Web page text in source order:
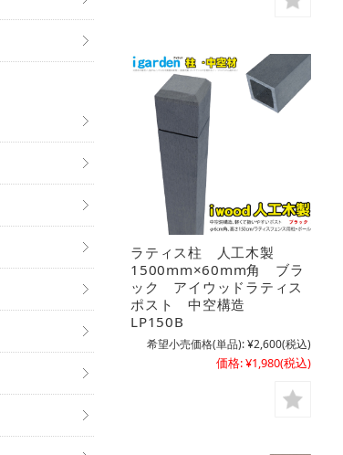
ラティス柱 人工木製
1500mm×60mm角 ブラ
ック アイウッドラティス
ポスト 中空構造
LP150B
希望小売価格(単品):¥2,600(税込)
価格:¥1,980(税込)